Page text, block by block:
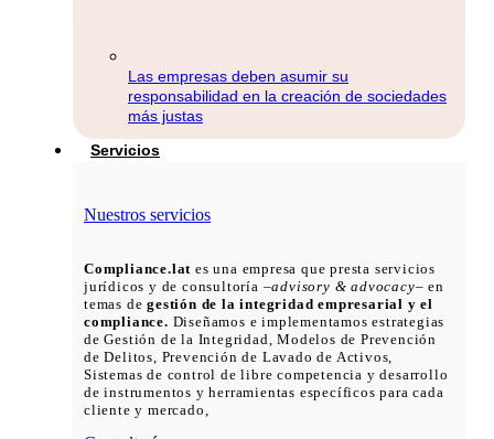
Las empresas deben asumir su
responsabilidad en la creación de sociedades
más justas
Servicios
Nuestros servicios
Compliance.lat es una empresa que presta servicios
jurídicos y de consultoría –advisory & advocacy– en
temas degestión de la integridad empresarial y el
compliance. Diseñamos e implementamos estrategias
de Gestión de la Integridad, Modelos de Prevención
de Delitos, Prevención de Lavado de Activos,
Sistemas de control de libre competencia y desarrollo
de instrumentos y herramientas específicos para cada
cliente y mercado,